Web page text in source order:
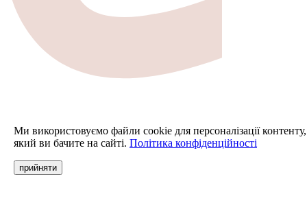
Ми використовуємо файли cookie для персоналізації контенту,
який ви бачите на сайті. Політика конфіденційності
прийняти